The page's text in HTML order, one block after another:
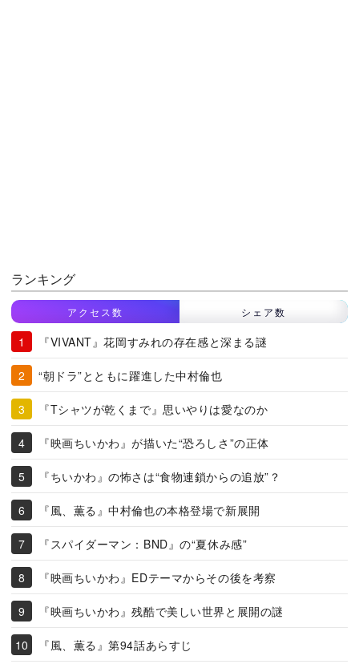
ランキング
アクセス数 シェア数
『VIVANT』花岡すみれの存在感と深まる謎
“朝ドラ”とともに躍進した中村倫也
『Tシャツが乾くまで』思いやりは愛なのか
『映画ちいかわ』が描いた“恐ろしさ”の正体
『ちいかわ』の怖さは“食物連鎖からの追放”？
『風、薫る』中村倫也の本格登場で新展開
『スパイダーマン：BND』の“夏休み感”
『映画ちいかわ』EDテーマからその後を考察
『映画ちいかわ』残酷で美しい世界と展開の謎
『風、薫る』第94話あらすじ